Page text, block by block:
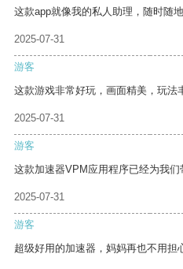
这款app就像我的私人助理，随时随
2025-07-31
游客
这款游戏非常好玩，画面精美，玩法
2025-07-31
游客
这款加速器VPM应用程序已经为我们
2025-07-31
游客
超级好用的加速器，妈妈再也不用担